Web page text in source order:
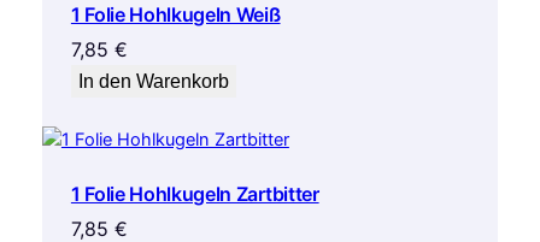
1 Folie Hohlkugeln Weiß
7,85 €
In den Warenkorb
1 Folie Hohlkugeln Zartbitter
7,85 €